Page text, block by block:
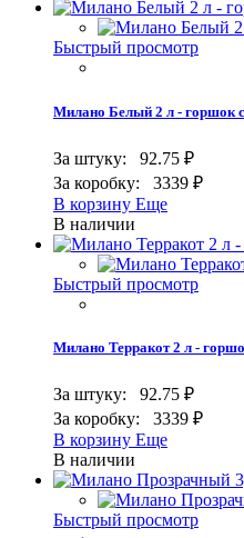
Быстрый просмотр
Милано Белый 2 л - горшок
За штуку:
92.75 ₽
За коробку:
3339 ₽
В корзину Еще
В наличии
Быстрый просмотр
Милано Терракот 2 л -
За штуку:
92.75 ₽
За коробку:
3339 ₽
В корзину Еще
В наличии
Быстрый просмотр